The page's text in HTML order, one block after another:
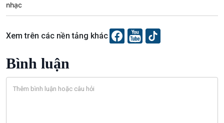
Bước chân đến trường
Văn hoá & Du lịch
nhạc
Xem trên các nền tảng khác
Bình luận